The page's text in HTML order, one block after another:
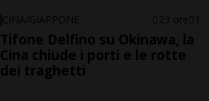
CINA/GIAPPONE 23 ore 1
Tifone Delfino su Okinawa, la
Cina chiude i porti e le rotte
dei traghetti